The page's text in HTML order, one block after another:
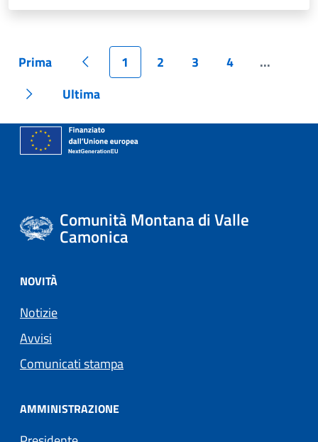
Pagina
Prima Pagina precedente
Pagina
1 Pagina
2 Pagina
3 Pagina
4 Pagina
...
Pagina successiva
Pagina
Ultima
Comunità Montana di Valle
Camonica
NOVITÀ
Notizie
Avvisi
Comunicati stampa
AMMINISTRAZIONE